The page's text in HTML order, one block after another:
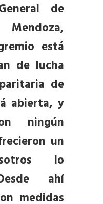
de
está
de lucha
de
abierta, y
ningún
un
lo
ahí
medidas